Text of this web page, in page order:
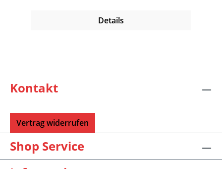
Details
Kontakt
Vertrag widerrufen
Shop Service